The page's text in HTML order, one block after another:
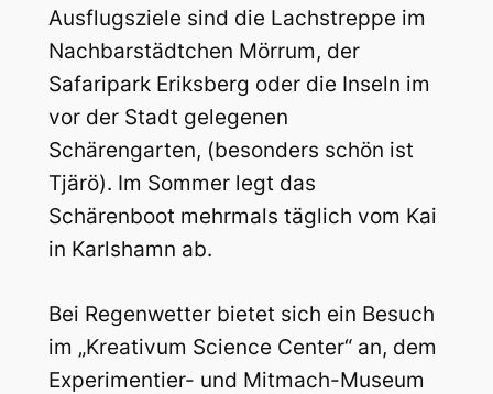
Ausflugsziele sind die Lachstreppe im
Nachbarstädtchen Mörrum, der
Safaripark Eriksberg oder die Inseln im
vor der Stadt gelegenen
Schärengarten, (besonders schön ist
Tjärö). Im Sommer legt das
Schärenboot mehrmals täglich vom Kai
in Karlshamn ab.
Bei Regenwetter bietet sich ein Besuch
im „Kreativum Science Center“ an, dem
Experimentier- und Mitmach-Museum